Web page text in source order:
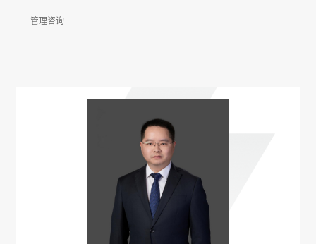
管理咨询